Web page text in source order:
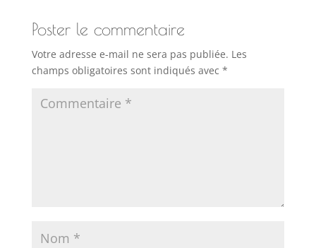
Poster le commentaire
Votre adresse e-mail ne sera pas publiée. Les
champs obligatoires sont indiqués avec *